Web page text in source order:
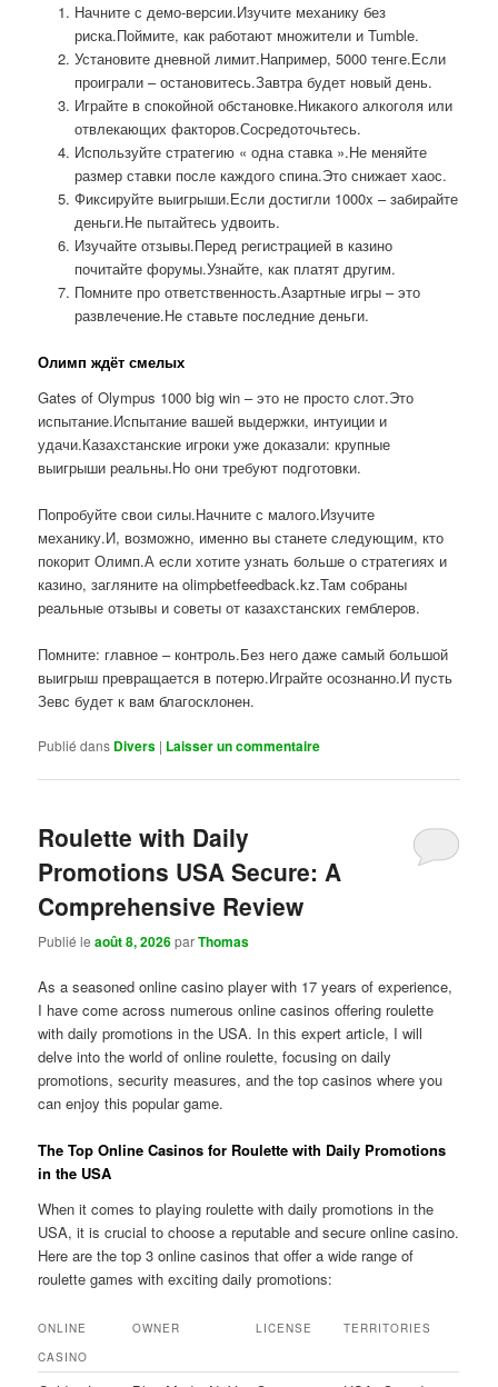
Начните с демо-версии.Изучите механику без
риска.Поймите, как работают множители и Tumble.
Установите дневной лимит.Например, 5000 тенге.Если
проиграли – остановитесь.Завтра будет новый день.
Играйте в спокойной обстановке.Никакого алкоголя или
отвлекающих факторов.Сосредоточьтесь.
Используйте стратегию « одна ставка ».Не меняйте
размер ставки после каждого спина.Это снижает хаос.
Фиксируйте выигрыши.Если достигли 1000x – забирайте
деньги.Не пытайтесь удвоить.
Изучайте отзывы.Перед регистрацией в казино
почитайте форумы.Узнайте, как платят другим.
Помните про ответственность.Азартные игры – это
развлечение.Не ставьте последние деньги.
Олимп ждёт смелых
Gates of Olympus 1000 big win – это не просто слот.Это
испытание.Испытание вашей выдержки, интуиции и
удачи.Казахстанские игроки уже доказали: крупные
выигрыши реальны.Но они требуют подготовки.
Попробуйте свои силы.Начните с малого.Изучите
механику.И, возможно, именно вы станете следующим, кто
покорит Олимп.А если хотите узнать больше о стратегиях и
казино, загляните на olimpbetfeedback.kz.Там собраны
реальные отзывы и советы от казахстанских гемблеров.
Помните: главное – контроль.Без него даже самый большой
выигрыш превращается в потерю.Играйте осознанно.И пусть
Зевс будет к вам благосклонен.
Publié dans Divers | Laisser un commentaire
Roulette with Daily
Promotions USA Secure: A
Comprehensive Review
Publié leaoût 8, 2026parThomas
As a seasoned online casino player with 17 years of experience,
I have come across numerous online casinos offering roulette
with daily promotions in the USA. In this expert article, I will
delve into the world of online roulette, focusing on daily
promotions, security measures, and the top casinos where you
can enjoy this popular game.
The Top Online Casinos for Roulette with Daily Promotions
in the USA
When it comes to playing roulette with daily promotions in the
USA, it is crucial to choose a reputable and secure online casino.
Here are the top 3 online casinos that offer a wide range of
roulette games with exciting daily promotions:
ONLINE
CASINO
OWNER LICENSE TERRITORIES